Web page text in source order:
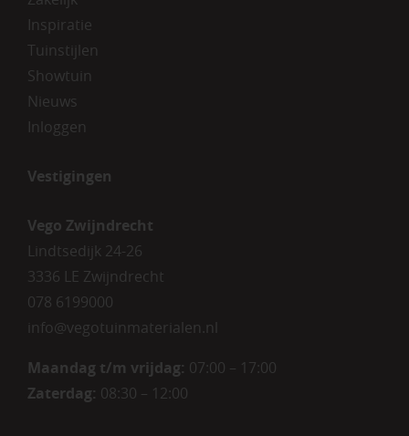
Inspiratie
Tuinstijlen
Showtuin
Nieuws
Inloggen
Vestigingen
Vego Zwijndrecht
Lindtsedijk 24-26
3336 LE Zwijndrecht
078 6199000
info@vegotuinmaterialen.nl
Maandag t/m vrijdag: 07:00 – 17:00
Zaterdag: 08:30 – 12:00